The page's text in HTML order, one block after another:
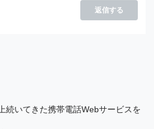
返信する
続いてきた携帯電話Webサービスを